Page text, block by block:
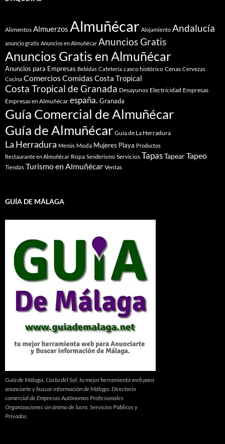
Alimentos Almuerzos Almuñécar Alojamiento Andalucía
anuncio gratis Anuncios en Almuñécar Anuncios Gratis
Anuncios Gratis en Almuñécar
Anuncios para Empresas Bebidas Cafetería casco histórico Cenas Cervezas
Cocina ComerciosComidasCosta Tropical
Costa Tropical de Granada Desayunos Electricidad Empresas
Empresas en Almuñécar españa. Granada
Guía Comercial de Almuñécar
Guía de Almuñécar Guía de La Herradura
La Herradura Menús Moda Mujeres Playa Productos
Restaurante en Almuñécar Ropa Senderismo Servicios TapasTapearTapeo
Tiendas Turismo en Almuñécar Ventas
GUÍA DE MÁLAGA
Guía de Málaga, Costa del Sol. tu mejor herramienta web para
anunciarte y buscar información de Málaga. Directorio
comercial de Empresas Autónomos Profesionales
Organizaciones sin ánimo de lucro, Servicios Públicos y
Privados.